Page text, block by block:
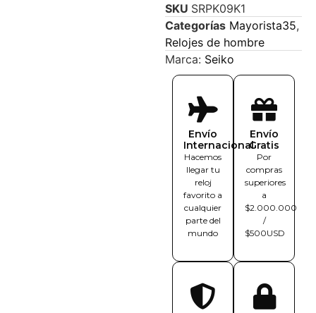
SKU SRPK09K1
Categorías Mayorista35,
Relojes de hombre
Marca: Seiko
Envío
Internacional
Hacemos
llegar tu
reloj
favorito a
cualquier
parte del
mundo
Envío
Gratis
Por
compras
superiores
a
$2.000.000
/
$500USD